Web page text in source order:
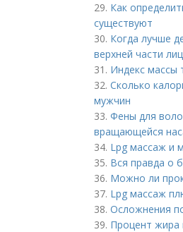
29. Как
существуют
30. Когда лучше
верхней части
31. Индекс массы
32. Сколько
мужчин
33. Фены для
вращающейся
34. Lpg массаж и
35. Вся правда о
36. Можно ли
37. Lpg массаж
38. Осложнения
39. Процент жира